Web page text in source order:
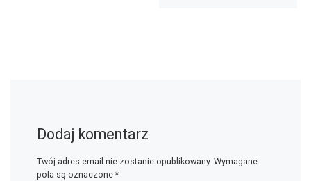
Dodaj komentarz
Twój adres email nie zostanie opublikowany. Wymagane
pola są oznaczone *